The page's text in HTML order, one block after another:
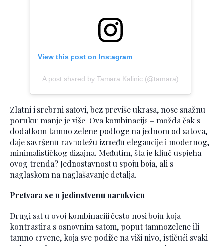
View this post on Instagram
A post shared by Tamara Kalinic (@tamara)
Zlatni i srebrni satovi, bez previše ukrasa, nose snažnu
poruku: manje je više. Ova kombinacija – možda čak s
dodatkom tamno zelene podloge na jednom od satova,
daje savršenu ravnotežu između elegancije i modernog,
minimalističkog dizajna. Međutim, šta je ključ uspjeha
ovog trenda? Jednostavnost u spoju boja, ali s
naglaskom na naglašavanje detalja.
Pretvara se u jedinstvenu narukvicu
Drugi sat u ovoj kombinaciji često nosi boju koja
kontrastira s osnovnim satom, poput tamnozelene ili
tamno crvene, koja sve podiže na viši nivo, ističući svaki